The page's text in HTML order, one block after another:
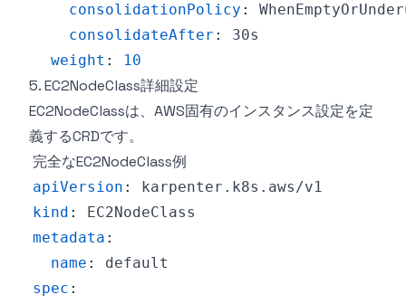
consolidationPolicy :
consolidateAfter :
weight : 10
5. EC2NodeClass詳細設定
EC2NodeClassは、AWS固有のインスタンス設定を定
義するCRDです。
完全なEC2NodeClass例
apiVersion :
kind :
metadata :
name :
spec :